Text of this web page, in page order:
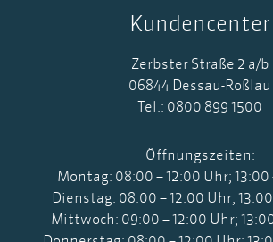
Kundencenter
Zerbster Straße 2 a/b
06844 Dessau-Roßlau
Tel.: 0800 899 1500
Öffnungszeiten:
Montag: 08:00 – 12:00 Uhr; 13:00
Dienstag: 08:00 – 12:00 Uhr;
Mittwoch: 09:00 – 12:00 Uhr;